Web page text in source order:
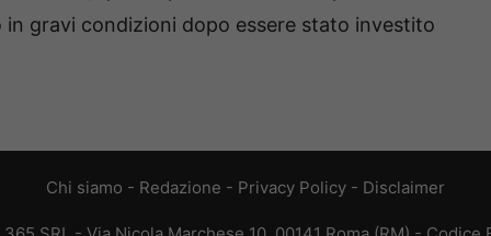
gravi condizioni dopo essere stato investito
Chi siamo - Redazione - Privacy Policy - Disclaimer